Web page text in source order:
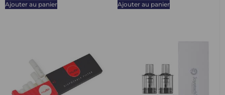
Ajouter au panier Ajouter au panier